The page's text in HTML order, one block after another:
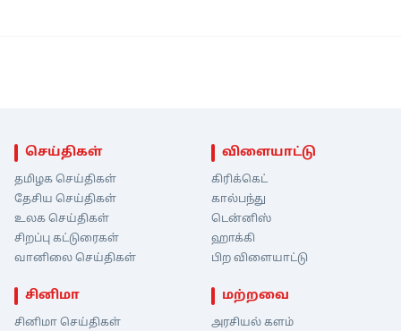
செய்திகள்
தமிழக செய்திகள்
தேசிய செய்திகள்
உலக செய்திகள்
சிறப்பு கட்டுரைகள்
வானிலை செய்திகள்
விளையாட்டு
கிரிக்கெட்
கால்பந்து
டென்னிஸ்
ஹாக்கி
பிற விளையாட்டு
சினிமா
சினிமா செய்திகள்
மற்றவை
அரசியல் களம்